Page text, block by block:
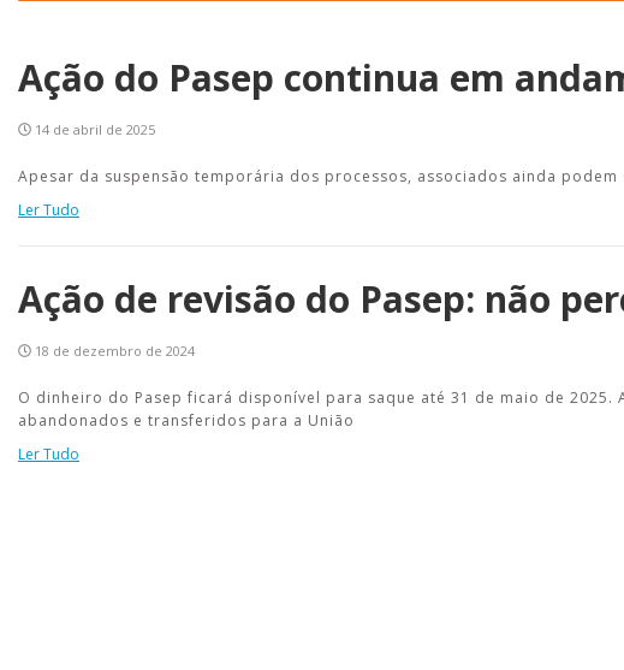
Ação do Pasep continua em
14 de abril de 2025
Apesar da suspensão temporária dos processos, associados ainda
Ler Tudo
Ação de revisão do Pasep: não
18 de dezembro de 2024
O dinheiro do Pasep ficará disponível para saque até 31 de maio de
abandonados e transferidos para a União
Ler Tudo